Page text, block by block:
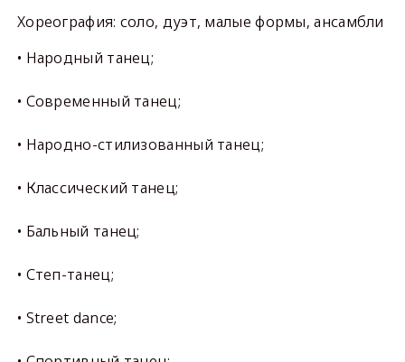
Хореография: соло, дуэт, малые формы, ансамбли
• Народный танец;
• Современный танец;
• Народно-стилизованный танец;
• Классический танец;
• Бальный танец;
• Степ-танец;
• Street dance;